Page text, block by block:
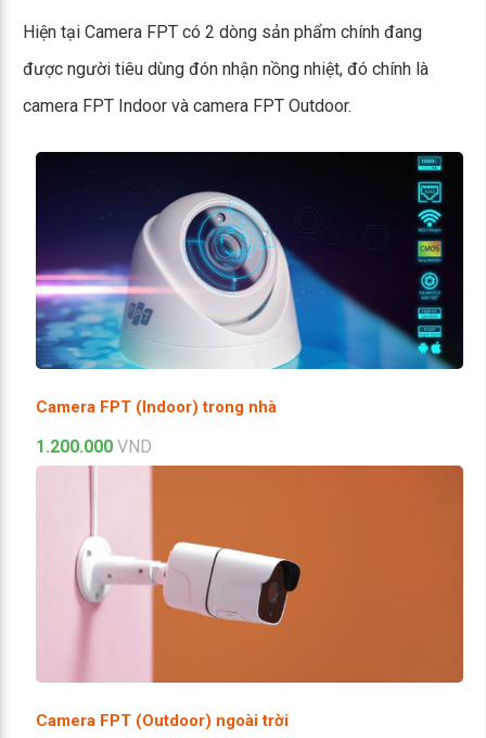
Hiện tại Camera FPT có 2 dòng sản phẩm chính đang
được người tiêu dùng đón nhận nồng nhiệt, đó chính là
camera FPT Indoor và camera FPT Outdoor.
Camera FPT (Indoor) trong nhà
1.200.000 VND
Camera FPT (Outdoor) ngoài trời